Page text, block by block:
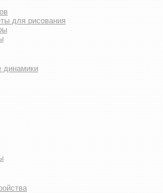
для рисования
динамики